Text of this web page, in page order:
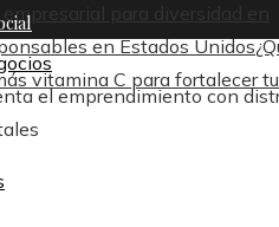
para diversidad en
en Estados Unidos
vitamina C para fortalecer tu
el emprendimiento con